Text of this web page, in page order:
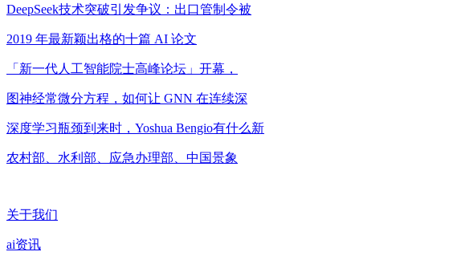
DeepSeek技术突破引发争议：出口管制令被
2019 年最新颖出格的十篇 AI 论文
「新一代人工智能院士高峰论坛」开幕，
图神经常微分方程，如何让 GNN 在连续深
深度学习瓶颈到来时，Yoshua Bengio有什么新
农村部、水利部、应急办理部、中国景象
关于我们
ai资讯